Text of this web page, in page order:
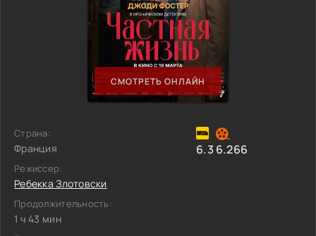
СМОТРЕТЬ ОНЛАЙН
Страна:
Франция
Режиссер:
Ребекка Злотовски
Продолжительность:
1 ч 43 мин
6.36.266